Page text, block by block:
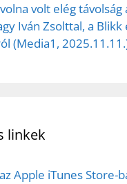
volt elég távolság
Iván Zsolttal, a
(Media1,
linkek
Apple iTunes Store-